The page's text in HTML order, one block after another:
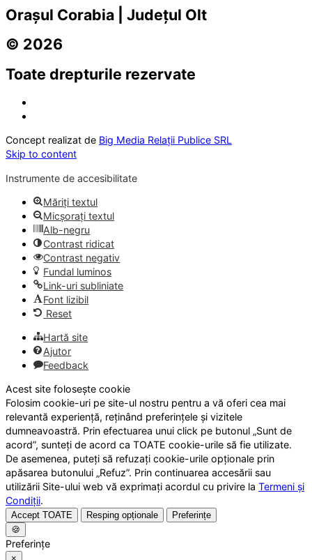
Orașul Corabia | Județul Olt
© 2026
Toate drepturile rezervate
Concept realizat de Big Media Relații Publice SRL
Skip to content
Instrumente de accesibilitate
Măriți textul
Micșorați textul
Alb-negru
Contrast ridicat
Contrast negativ
Fundal luminos
Link-uri subliniate
Font lizibil
Reset
Hartă site
Ajutor
Feedback
Acest site folosește cookie
Folosim cookie-uri pe site-ul nostru pentru a vă oferi cea mai
relevantă experiență, reținând preferințele și vizitele
dumneavoastră. Prin efectuarea unui click pe butonul „Sunt de
acord”, sunteți de acord ca TOATE cookie-urile să fie utilizate.
De asemenea, puteți să refuzați cookie-urile opționale prin
apăsarea butonului „Refuz”. Prin continuarea accesării sau
utilizării Site-ului web vă exprimați acordul cu privire la Termeni și
Condiții.
Accept TOATE Resping opționale
Preferințe
🍪
Preferințe